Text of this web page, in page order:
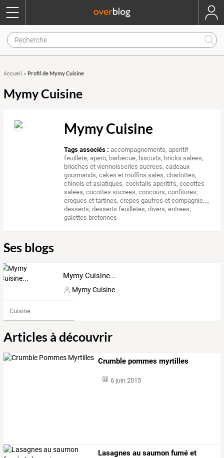
Accueil » Profil de Mymy Cuisine
Mymy Cuisine
Mymy Cuisine
Tags associés : accompagnements,aperitif
feuillete,apero, barbecue, biscuits, bricks salees,
brioches et viennoisseries sucrees,cadeaux
gourmands,cakes et muffins sales,charlottes,
chinois et asiatiques,cocktails aperitifs,cocottes
salees,cocottes sucrees,concours,confitures,
croques et tartines,crepes gaufres et compagnie...,
desserts,desserts feuilletes,divers,entrees,
galettes bretonnes
Ses blogs
Mymy Cuisine...
Mymy Cuisine
Cuisine
Articles à découvrir
Crumble pommes myrtilles
6 juin 2015
Lasagnes au saumon fumé et